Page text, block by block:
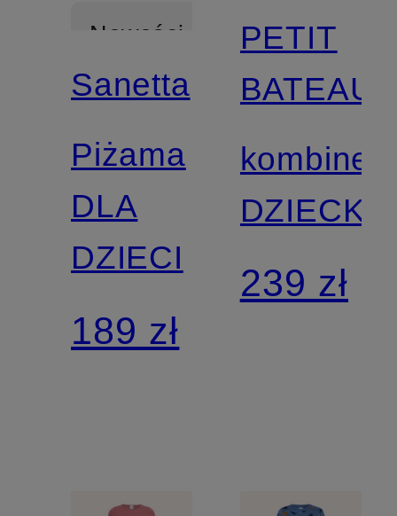
Nowości
Sanetta
Piżama
DLA
DZIECI
189 zł
PETIT
BATEAU
DZIECKO
239 zł